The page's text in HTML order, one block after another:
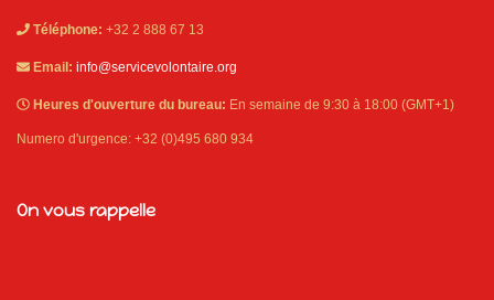
Téléphone: +32 2 888 67 13
Email: info@servicevolontaire.org
Heures d'ouverture du bureau: En semaine de 9:30 à 18:00 (GMT+1)
Numero d'urgence: +32 (0)495 680 934
On vous rappelle